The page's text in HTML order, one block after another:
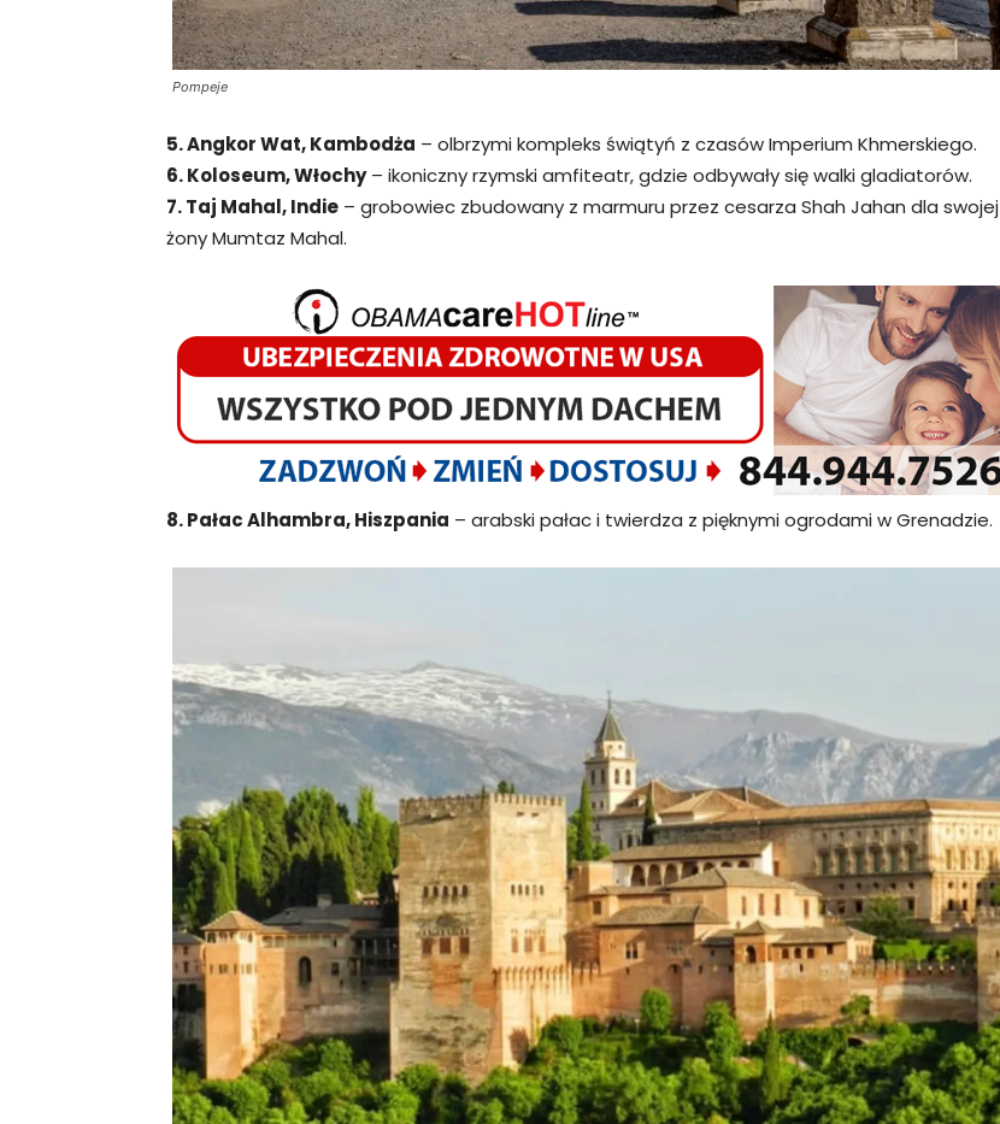
Pompeje
5. Angkor Wat, Kambodża – olbrzymi kompleks świątyń z czasów Imperium Khmerskiego.
6. Koloseum, Włochy– ikoniczny rzymski amfiteatr, gdzie odbywały się walki gladiatorów.
7. Taj Mahal, Indie – grobowiec zbudowany z marmuru przez cesarza Shah Jahan dla swojej
żony Mumtaz Mahal.
8. Pałac Alhambra, Hiszpania – arabski pałac i twierdza z pięknymi ogrodami w Grenadzie.